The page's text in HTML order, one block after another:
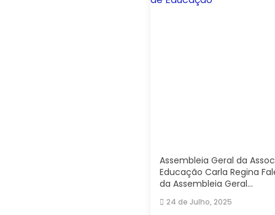
Assembleia Geral da
Educação Carla Regina
da Assembleia Geral...
24 de Julho, 2025